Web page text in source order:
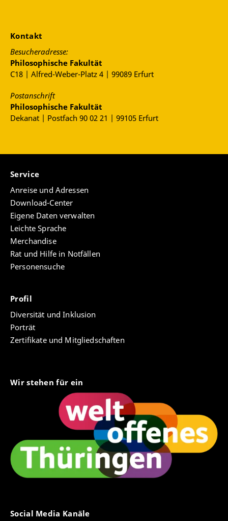
Kontakt
Besucheradresse:
Philosophische Fakultät
C18 | Alfred-Weber-Platz 4 | 99089 Erfurt
Postanschrift
Philosophische Fakultät
Dekanat | Postfach 90 02 21 | 99105 Erfurt
Service
Anreise und Adressen
Download-Center
Eigene Daten verwalten
Leichte Sprache
Merchandise
Rat und Hilfe in Notfällen
Personensuche
Profil
Diversität und Inklusion
Porträt
Zertifikate und Mitgliedschaften
Wir stehen für ein
Social Media Kanäle